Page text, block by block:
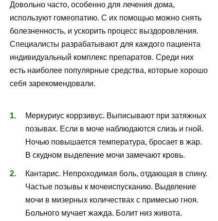
Довольно часто, особенно для лечения дома,
используют гомеопатию. С их помощью можно снять
болезненность, и ускорить процесс выздоровления.
Специалисты разрабатывают для каждого пациента
индивидуальный комплекс препаратов. Среди них
есть наиболее популярные средства, которые хорошо
себя зарекомендовали.
Меркуриус коррзивус. Выписывают при затяжных
позывах. Если в моче наблюдаются слизь и гной.
Ночью повышается температура, бросает в жар.
В скудном выделение мочи замечают кровь.
Кантарис. Непроходимая боль, отдающая в спину.
Частые позывы к мочеиспусканию. Выделение
мочи в мизерных количествах с примесью гноя.
Больного мучает жажда. Болит низ живота.